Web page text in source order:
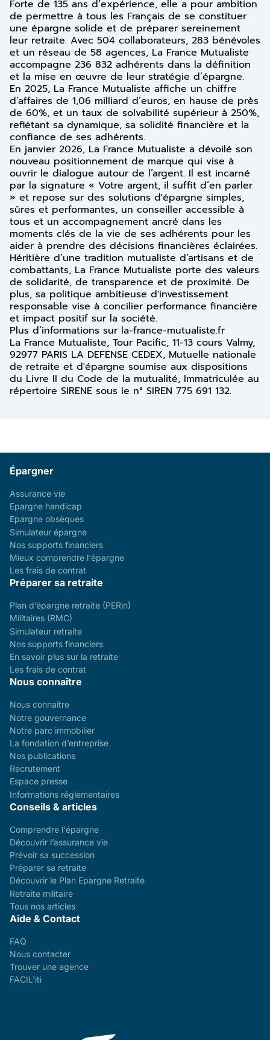
Forte de 135 ans d’expérience, elle a pour ambition
de permettre à tous les Français de se constituer
une épargne solide et de préparer sereinement
leur retraite. Avec 504 collaborateurs, 283 bénévoles
et un réseau de 58 agences, La France Mutualiste
accompagne 236 832 adhérents dans la définition
et la mise en œuvre de leur stratégie d’épargne.
En 2025, La France Mutualiste affiche un chiffre
d’affaires de 1,06 milliard d’euros, en hause de près
de 60%, et un taux de solvabilité supérieur à 250%,
reflétant sa dynamique, sa solidité financière et la
confiance de ses adhérents.
En janvier 2026, La France Mutualiste a dévoilé son
nouveau positionnement de marque qui vise à
ouvrir le dialogue autour de l’argent. Il est incarné
par la signature « Votre argent, il suffit d’en parler
» et repose sur des solutions d'épargne simples,
sûres et performantes, un conseiller accessible à
tous et un accompagnement ancré dans les
moments clés de la vie de ses adhérents pour les
aider à prendre des décisions financières éclairées.
Héritière d’une tradition mutualiste d’artisans et de
combattants, La France Mutualiste porte des valeurs
de solidarité, de transparence et de proximité. De
plus, sa politique ambitieuse d'investissement
responsable vise à concilier performance financière
et impact positif sur la société.
Plus d’informations sur la-france-mutualiste.fr
La France Mutualiste, Tour Pacific, 11-13 cours Valmy,
92977 PARIS LA DEFENSE CEDEX, Mutuelle nationale
de retraite et d'épargne soumise aux dispositions
du Livre II du Code de la mutualité, Immatriculée au
répertoire SIRENE sous le n° SIREN 775 691 132.
Épargner
Assurance vie
Epargne handicap
Epargne obsèques
Simulateur épargne
Nos supports financiers
Mieux comprendre l'épargne
Les frais de contrat
Préparer sa retraite
Plan d’épargne retraite (PERin)
Militaires (RMC)
Simulateur retraite
Nos supports financiers
En savoir plus sur la retraite
Les frais de contrat
Nous connaître
Nous connaître
Notre gouvernance
Notre parc immobilier
La fondation d’entreprise
Nos publications
Recrutement
Espace presse
Informations réglementaires
Conseils & articles
Comprendre l'épargne
Découvrir l’assurance vie
Prévoir sa succession
Préparer sa retraite
Découvrir le Plan Epargne Retraite
Retraite militaire
Tous nos articles
Aide & Contact
FAQ
Nous contacter
Trouver une agence
FACIL'iti